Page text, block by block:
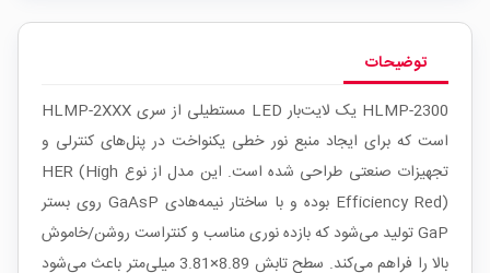
توضیحات
HLMP-2300 یک لایت‌بار LED مستطیلی از سری HLMP-2XXX
است که برای ایجاد منبع نور خطی یکنواخت در پنل‌های کنترلی و
تجهیزات صنعتی طراحی شده است. این مدل از نوع HER (High
Efficiency Red) بوده و با ساختار نیمه‌هادی GaAsP روی بستر
GaP تولید می‌شود که بازده نوری مناسب و کنتراست روشن/خاموش
بالا را فراهم می‌کند. سطح تابش 8.89×3.81 میلی‌متر باعث می‌شود